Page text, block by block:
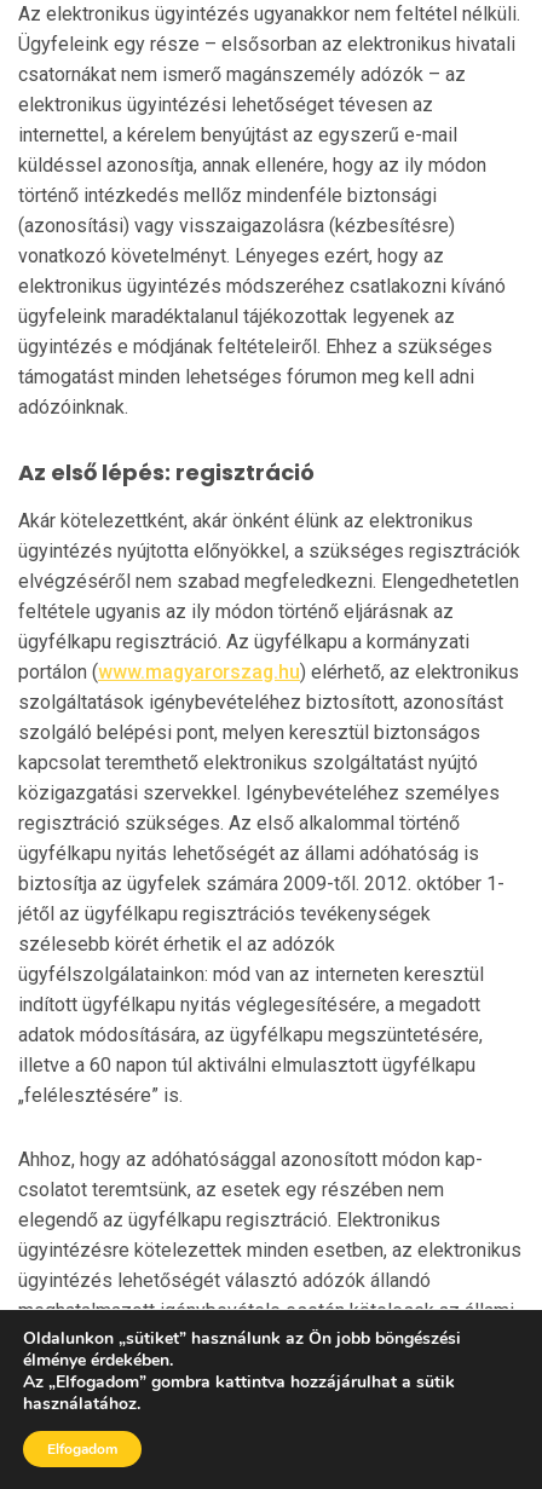
Az elektronikus ügyintézés ugyanakkor nem feltétel nél­küli.
Ügyfeleink egy része – elsősorban az elektronikus hivatali
csatornákat nem ismerő magánszemély adózók – az
elektronikus ügyintézési lehetőséget tévesen az
internettel, a kérelem benyújtást az egyszerű e-mail
küldéssel azonosítja, annak ellenére, hogy az ily módon
történő intézkedés mellőz mindenféle biztonsági
(azonosítási) vagy visszaigazolásra (kézbesítésre)
vonatkozó követel­ményt. Lényeges ezért, hogy az
elektronikus ügyintézés módszeréhez csatlakozni kívánó
ügyfeleink maradékta­lanul tájékozottak legyenek az
ügyintézés e módjának feltételeiről. Ehhez a szükséges
támogatást minden lehetséges fórumon meg kell adni
adózóinknak.
Az első lépés: regisztráció
Akár kötelezettként, akár önként élünk az elektronikus
ügyintézés nyújtotta előnyökkel, a szükséges regisztrációk
elvégzéséről nem szabad megfeledkezni. Elengedhetetlen
feltétele ugyanis az ily módon történő eljárásnak az
ügyfélkapu regisztráció. Az ügyfélkapu a kormányzati
portálon (www.magyarorszag.hu) elérhető, az elektronikus
szolgáltatások igénybevételéhez biztosított, azonosítást
szolgáló belépési pont, melyen keresztül biztonságos
kapcsolat teremthető elektronikus szolgáltatást nyújtó
köz­i­gazgatási szervekkel. Igénybevételéhez személyes
regiszt­ráció szükséges. Az első alkalommal történő
ügyfél­kapu nyitás lehetőségét az állami adóhatóság is
biztosítja az ügyfelek számára 2009-től. 2012. október 1-
jétől az ügyfélkapu regisztrációs tevékenységek
szélesebb körét érhetik el az adózók
ügyfélszolgálatainkon: mód van az in­ter­neten keresztül
indított ügyfélkapu nyitás véglegesí­tésére, a megadott
adatok módosítására, az ügyfélkapu megszüntetésére,
illetve a 60 napon túl aktiválni elmulasztott ügyfélkapu
„felélesztésére” is.
Ahhoz, hogy az adóhatósággal azonosított módon kap­
csolatot teremtsünk, az esetek egy részében nem
elegendő az ügyfélkapu regisztráció. Elektronikus
ügyintézésre köte­lezettek minden esetben, az elektronikus
ügyintézés lehetőségét választó adózók állandó
meghatalmazott igény­bevétele esetén kötelesek az állami
adóhatóságnál a ’T180-as adatlap benyújtásával
bejelentkezni annak érde­kében, hogy a kötelezett vagy
önként csatlakozó adózó és az ügyek intézését
ténylegesen végző megbízott, meg­hatal­mazott közötti
kapcsolat az adóhatóság számára is ismert, ezáltal a
Oldalunkon „sütiket” használunk az Ön jobb böngészési
élménye érdekében.
Az „Elfogadom” gombra kattintva hozzájárulhat a sütik
használatához.
Elfogadom